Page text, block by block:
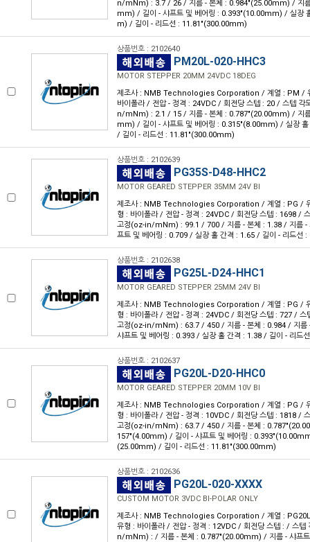
n/mNm) : 3.7 / 26 / 지름 - 본체 : 0.984"(25.00mm) / 지
mm) / 길이 - 샤프트 및 베어링 : 0.393"(10.00mm) / 실장
m) / 길이 - 리드선 : 11.81"(300.00mm)
상품번호 : 2102640
PM20L-020-HHC3
MOTOR STEPPER 20MM 24VDC 18DEG
제조사 : NMB Technologies Corporation / 계열 : PM /
바이폴라 / 전압 - 정격 : 24VDC / 회전당 스텝 : 20 / 스텝 각
n/mNm) : 2.1 / 15 / 지름 - 본체 : 0.787"(20.00mm) / 지
mm) / 길이 - 샤프트 및 베어링 : 0.315"(8.00mm) / 실장
/ 길이 - 리드선 : 11.81"(300.00mm)
상품번호 : 2102639
PG35S-D48-HHC2
MOTOR GEARED STEPPER 35MM 24V BI
제조사 : NMB Technologies Corporation / 계열 : PG /
형 : 바이폴라 / 전압 - 정격 : 24VDC / 회전당 스텝 : 1698 /
고정(oz-in/mNm) : 99.1 / 700 / 지름 - 본체 : 1.38 / 지름 -
프트 및 베어링 : 0.709 / 실장 홀 간격 : 1.65 / 길이 - 리드선 :
상품번호 : 2102638
PG25L-D24-HHC1
MOTOR GEARED STEPPER 25MM 24V BI
제조사 : NMB Technologies Corporation / 계열 : PG /
형 : 바이폴라 / 전압 - 정격 : 24VDC / 회전당 스텝 : 727 / 스
고정(oz-in/mNm) : 63.7 / 450 / 지름 - 본체 : 0.984 / 지름
샤프트 및 베어링 : 0.393 / 실장 홀 간격 : 1.38 / 길이 - 리드
상품번호 : 2102637
PG20L-D20-HHC0
MOTOR GEARED STEPPER 20MM 10V BI
제조사 : NMB Technologies Corporation / 계열 : PG /
형 : 바이폴라 / 전압 - 정격 : 10VDC / 회전당 스텝 : 1818 /
고정(oz-in/mNm) : 63.7 / 450 / 지름 - 본체 :
157"(4.00mm) / 길이 - 샤프트 및 베어링 :
(25.00mm) / 길이 - 리드선 : 11.81"(300.00mm)
상품번호 : 2102636
PG20L-020-XXXX
CUSTOM MOTOR 3VDC BI-POLAR ONLY
제조사 : NMB Technologies Corporation / 계열 : PG20L
유형 : 바이폴라 / 전압 - 정격 : 12VDC / 회전당 스텝 : / 스텝
n/mNm) : / 지름 - 본체 : 0.787"(20.00mm) / 지름 - 샤프